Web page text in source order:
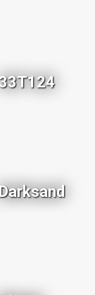
33T124
Darksand